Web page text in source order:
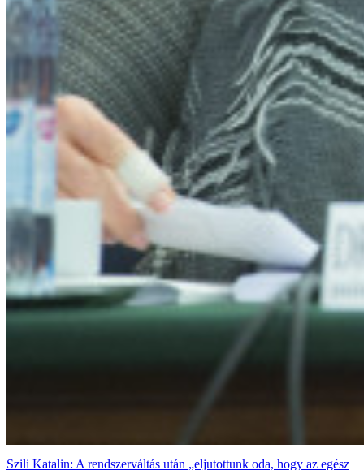
Szili Katalin: A rendszerváltás után „eljutottunk oda, hogy az egész